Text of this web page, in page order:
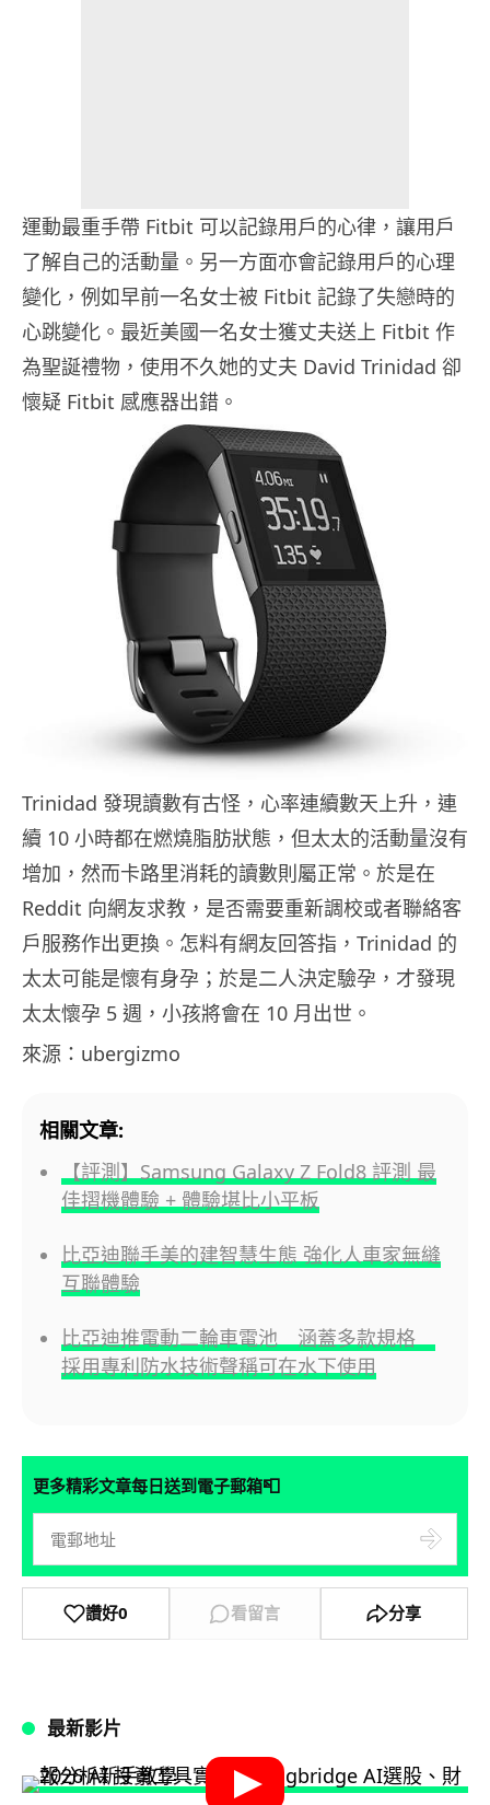
運動最重手帶 Fitbit 可以記錄用戶的心律，讓用戶
了解自己的活動量。另一方面亦會記錄用戶的心理
變化，例如早前一名女士被 Fitbit 記錄了失戀時的
心跳變化。最近美國一名女士獲丈夫送上 Fitbit 作
為聖誕禮物，使用不久她的丈夫 David Trinidad 卻
懷疑 Fitbit 感應器出錯。
Trinidad 發現讀數有古怪，心率連續數天上升，連
續 10 小時都在燃燒脂肪狀態，但太太的活動量沒有
增加，然而卡路里消耗的讀數則屬正常。於是在
Reddit 向網友求教，是否需要重新調校或者聯絡客
戶服務作出更換。怎料有網友回答指，Trinidad 的
太太可能是懷有身孕；於是二人決定驗孕，才發現
太太懷孕 5 週，小孩將會在 10 月出世。
來源：ubergizmo
相關文章:
【評測】Samsung Galaxy Z Fold8 評測 最
佳摺機體驗 + 體驗堪比小平板
比亞迪聯手美的建智慧生態 強化人車家無縫
互聯體驗
比亞迪推電動二輪車電池 涵蓋多款規格
採用專利防水技術聲稱可在水下使用
更多精彩文章每日送到電子郵箱📮
讚好0 看留言 分享
最新影片